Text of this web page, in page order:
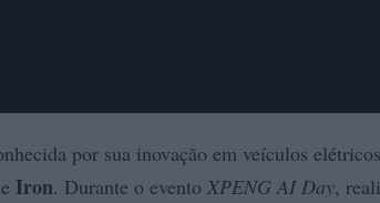
por sua inovação em veículos
Iron. Durante o evento XPENG AI Day,